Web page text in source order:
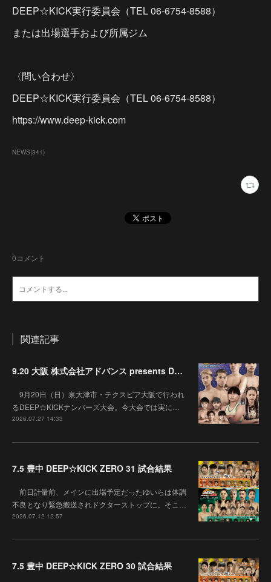
DEEP☆KICK実行委員会（TEL 06-6754-8588）
または出場選手および所属ジム
〈問い合わせ〉
DEEP☆KICK実行委員会（TEL 06-6754-8588）
https://www.deep-kick.com
NEWS(341)
0コメント
関連記事
9.20 大阪 株式会社アドバンス presents DEEP☆KICK 79･80 7月の準決勝を勝ち抜いた6名による-53kg･-65kg･QUEEN-46kgと3つの王座決定戦の開催が決定！
9月20日（日）泉大津市・テクスピア大阪で行われ
るDEEP☆KICKナンバーズ大会。今大会では実に…
2026.07.27 14:33
7.5 豊中 DEEP☆KICK ZERO 31 試合結果
前日計量前、メインに出場予定だったゆいらは体調
不良となり緊急搬送されドクターストップに。そこ…
2026.07.12 12:57
7.5 豊中 DEEP☆KICK ZERO 30 試合結果